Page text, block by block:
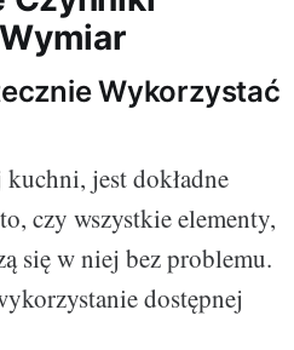
Wykorzystać
jest dokładne
czy wszystkie elementy,
się w niej bez problemu.
dostępnej